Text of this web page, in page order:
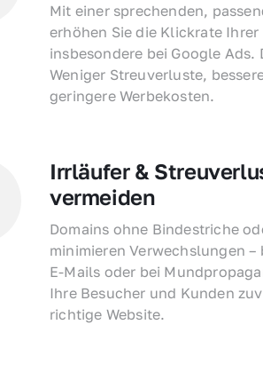
Mit einer sprechenden,
erhöhen Sie die Klickrate Ihrer
insbesondere bei Google Ads.
Weniger Streuverluste,
geringere Werbekosten.
Irrläufer &
vermeiden
Domains ohne Bindestriche
minimieren Verwechslungen –
E-Mails oder bei
Ihre Besucher und Kunden
richtige Website.